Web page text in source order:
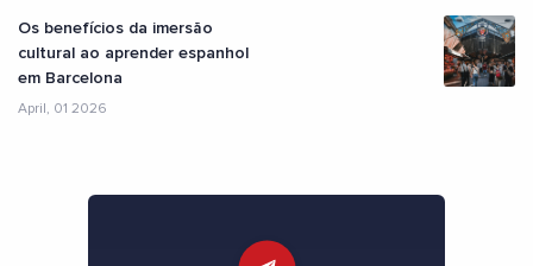
Os benefícios da imersão
cultural ao aprender espanhol
em Barcelona
April, 01 2026